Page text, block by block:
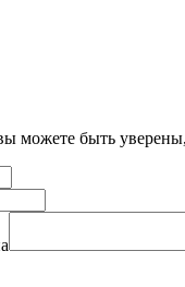
можете быть